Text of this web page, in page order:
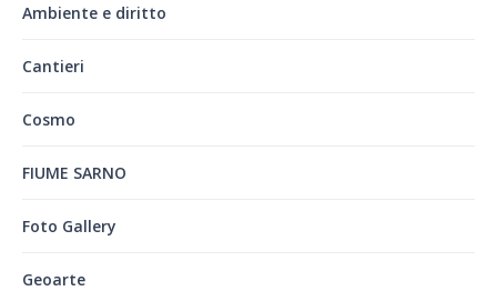
Ambiente e diritto
Cantieri
Cosmo
FIUME SARNO
Foto Gallery
Geoarte